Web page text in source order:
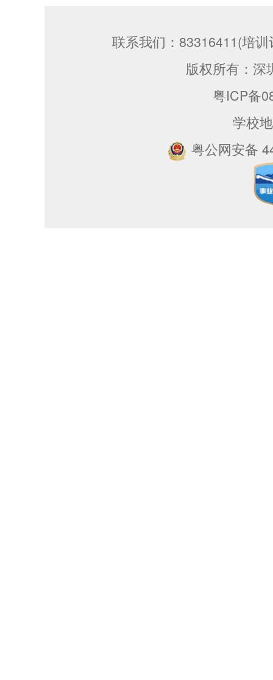
联系我们：83316411(培
版权所有：深
粤ICP备
学校
粤公网安备